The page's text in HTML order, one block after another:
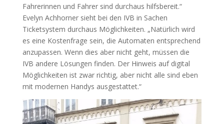
Fahrerinnen und Fahrer sind durchaus hilfsbereit.“
Evelyn Achhorner sieht bei den IVB in Sachen
Ticketsystem durchaus Möglichkeiten. „Natürlich wird
es eine Kostenfrage sein, die Automaten entsprechend
anzupassen. Wenn dies aber nicht geht, müssen die
IVB andere Lösungen finden. Der Hinweis auf digital
Möglichkeiten ist zwar richtig, aber nicht alle sind eben
mit modernen Handys ausgestattet.“